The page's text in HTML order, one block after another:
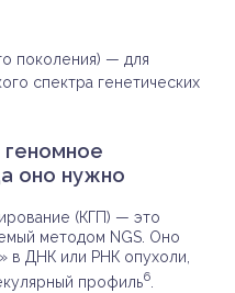
поколения) — для
спектра генетических
оно нужно
(КГП) — это
методом NGS. Оно
в ДНК или РНК опухоли,
профиль6